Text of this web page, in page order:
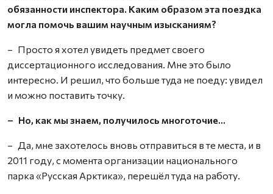
обязанности инспектора. Каким образом эта поездка
могла помочь вашим научным изысканиям?
– Просто я хотел увидеть предмет своего
диссертационного исследования. Мне это было
интересно. И решил, что больше туда не поеду: увидел
и можно поставить точку.
– Но, как мы знаем, получилось многоточие…
– Да, мне захотелось вновь отправиться в те места, и в
2011 году, с момента организации национального
парка «Русская Арктика», перешёл туда на работу.